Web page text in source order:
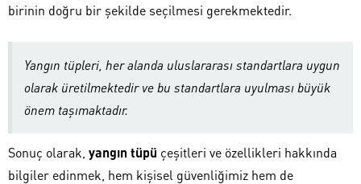
birinin doğru bir şekilde seçilmesi gerekmektedir.
Yangın tüpleri, her alanda uluslararası standartlara uygun
olarak üretilmektedir ve bu standartlara uyulması büyük
önem taşımaktadır.
Sonuç olarak, yangın tüpü çeşitleri ve özellikleri hakkında
bilgiler edinmek, hem kişisel güvenliğimiz hem de